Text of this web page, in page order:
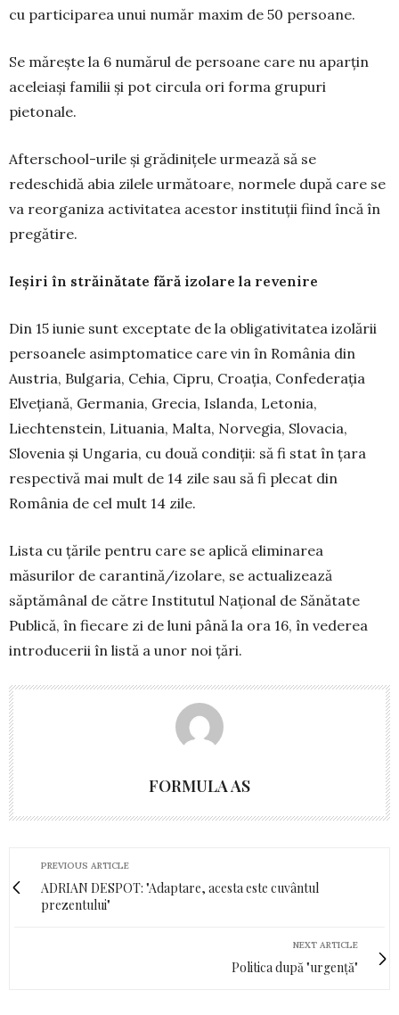
cu participarea unui număr maxim de 50 persoane.
Se măreşte la 6 numărul de persoane care nu aparţin
aceleiaşi familii şi pot circula ori forma grupuri
pietonale.
Afterschool-urile și grădinițele urmează să se
redeschidă abia zilele următoare, normele după care se
va reorganiza activitatea acestor instituții fiind încă în
pregătire.
Ieșiri în străinătate fără izolare la revenire
Din 15 iunie sunt exceptate de la obligativitatea izolării
persoanele asimptomatice care vin în România din
Austria, Bulgaria, Cehia, Cipru, Croația, Confederația
Elvețiană, Germania, Grecia, Islanda, Letonia,
Liechtenstein, Lituania, Malta, Norvegia, Slovacia,
Slovenia și Ungaria, cu două condiții: să fi stat în țara
respectivă mai mult de 14 zile sau să fi plecat din
România de cel mult 14 zile.
Lista cu țările pentru care se aplică eliminarea
măsurilor de carantină/izolare, se actualizează
săptămânal de către Institutul Național de Sănătate
Publică, în fiecare zi de luni până la ora 16, în vederea
introducerii în listă a unor noi țări.
FORMULA AS
PREVIOUS ARTICLE
ADRIAN DESPOT: "Adaptare, acesta este cuvântul
prezentului"
NEXT ARTICLE
Politica după "urgență"